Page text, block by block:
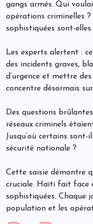
gangs armés. Qui
opérations criminelles
sophistiquées sont-
Les experts alertent :
des incidents graves,
d’urgence et mettre
concentre désormais
Des questions
réseaux criminels
Jusqu’où certains
sécurité nationale ?
Cette saisie démontre
cruciale. Haïti fait face
sophistiquées. Chaque
population et les